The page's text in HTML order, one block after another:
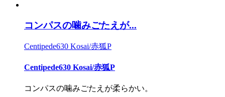
コンパスの噛みごたえが...
Centipede630 Kosai/赤狐P
Centipede630 Kosai/赤狐P
コンパスの噛みごたえが柔らかい。